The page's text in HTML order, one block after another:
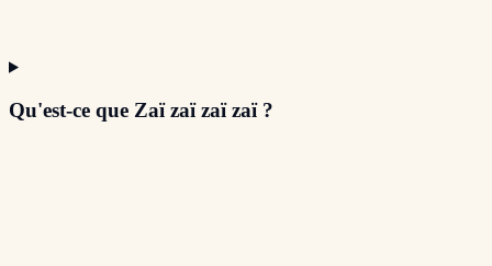
Qu'est-ce que Zaï zaï zaï zaï ?